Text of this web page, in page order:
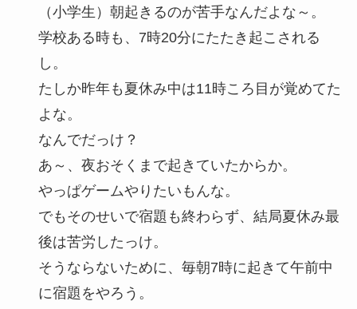
（小学生）朝起きるのが苦手なんだよな～。
学校ある時も、7時20分にたたき起こされる
し。
たしか昨年も夏休み中は11時ころ目が覚めてた
よな。
なんでだっけ？
あ～、夜おそくまで起きていたからか。
やっぱゲームやりたいもんな。
でもそのせいで宿題も終わらず、結局夏休み最
後は苦労したっけ。
そうならないために、毎朝7時に起きて午前中
に宿題をやろう。